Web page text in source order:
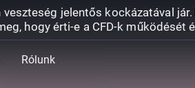
jelentős kockázatával jár.
hogy érti-e a CFD-k
Rólunk